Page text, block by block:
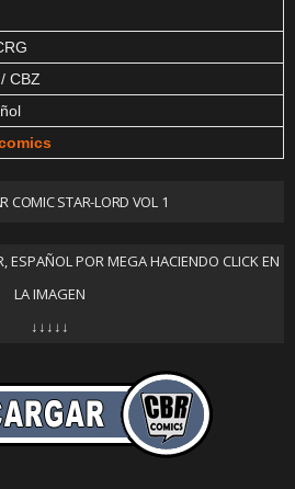
CBZ
COMIC STAR-LORD VOL 1
ESPAÑOL POR MEGA HACIENDO CLICK EN
LA IMAGEN
↓↓↓↓↓